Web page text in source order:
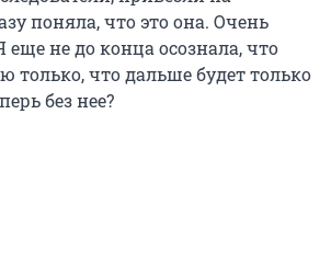
поняла, что это она. Очень
еще не до конца осознала, что
только, что дальше будет только
без нее?